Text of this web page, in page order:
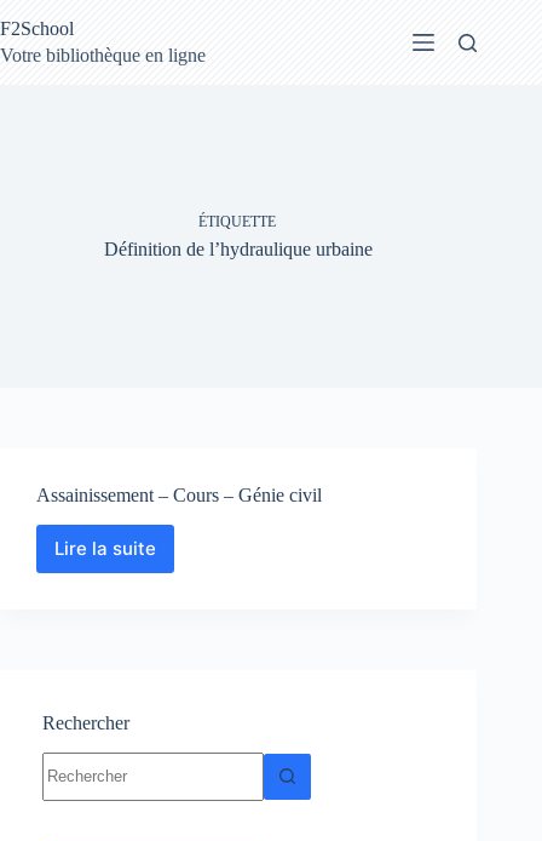
au
contenu
F2School
Votre bibliothèque en ligne
ÉTIQUETTE
Définition de l’hydraulique urbaine
Assainissement – Cours – Génie civil
Lire la suiteAssainissement
Rechercher
résultat